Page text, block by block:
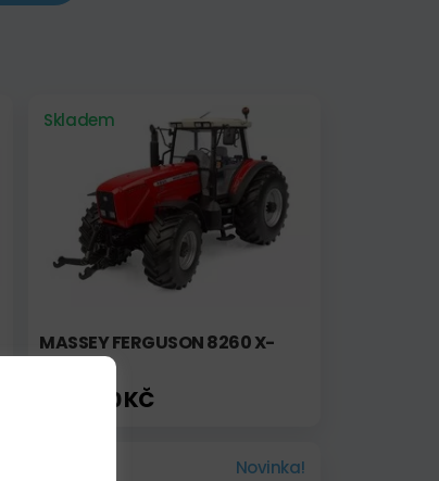
Skladem
MASSEY FERGUSON 8260 X-
TRA
2 015,00 KČ
Novinka!